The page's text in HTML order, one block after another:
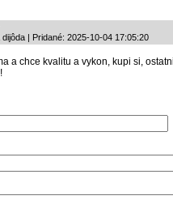
| Pridané: 2025-10-04 17:05:20
a chce kvalitu a vykon, kupi si,